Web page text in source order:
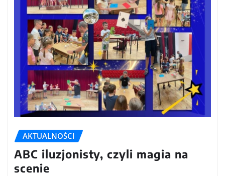
AKTUALNOŚCI
ABC iluzjonisty, czyli magia na
scenie